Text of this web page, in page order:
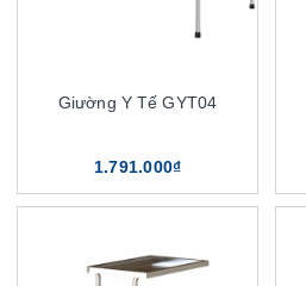
Giường Y Tế GYT04
1.791.000₫